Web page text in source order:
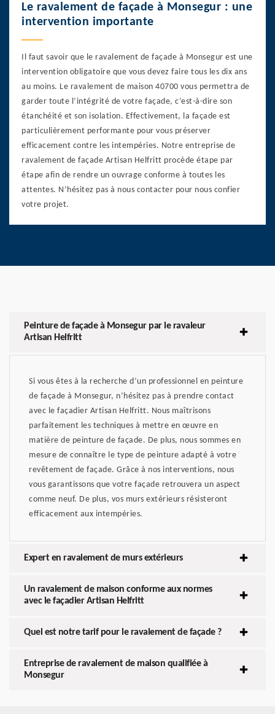
Le ravalement de façade à Monsegur : une
intervention importante
Il faut savoir que le ravalement de façade à Monsegur est une
intervention obligatoire que vous devez faire tous les dix ans
au moins. Le ravalement de maison 40700 vous permettra de
garder toute l’intégrité de votre façade, c’est-à-dire son
étanchéité et son isolation. Effectivement, la façade est
particulièrement performante pour vous préserver
efficacement contre les intempéries. Notre entreprise de
ravalement de façade Artisan Helfritt procède étape par
étape afin de rendre un ouvrage conforme à toutes les
attentes. N’hésitez pas à nous contacter pour nous confier
votre projet.
Peinture de façade à Monsegur par le ravaleur
Artisan Helfritt
Si vous êtes à la recherche d’un professionnel en peinture
de façade à Monsegur, n’hésitez pas à prendre contact
avec le façadier Artisan Helfritt. Nous maîtrisons
parfaitement les techniques à mettre en œuvre en
matière de peinture de façade. De plus, nous sommes en
mesure de connaître le type de peinture adapté à votre
revêtement de façade. Grâce à nos interventions, nous
vous garantissons que votre façade retrouvera un aspect
comme neuf. De plus, vos murs extérieurs résisteront
efficacement aux intempéries.
Expert en ravalement de murs extérieurs
Un ravalement de maison conforme aux normes
avec le façadier Artisan Helfritt
Quel est notre tarif pour le ravalement de façade ?
Entreprise de ravalement de maison qualifiée à
Monsegur